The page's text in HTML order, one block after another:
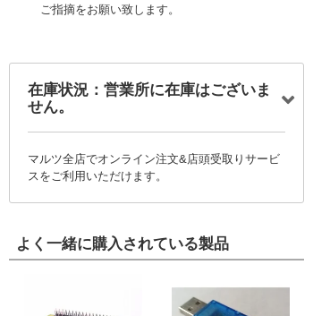
ご指摘をお願い致します。
在庫状況：営業所に在庫はございま
せん。
マルツ全店でオンライン注文&店頭受取りサービ
スをご利用いただけます。
よく一緒に購入されている製品